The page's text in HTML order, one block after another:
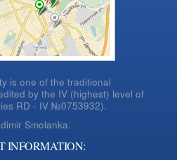
is one of the traditional
by the IV (highest) level of
RD - IV №0753932).
Smolanka.
INFORMATION: